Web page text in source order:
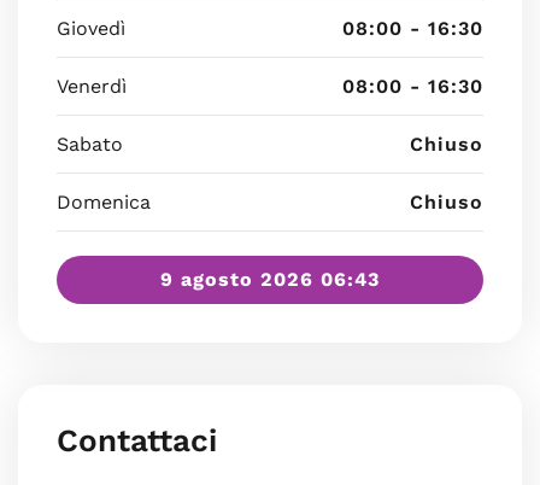
Giovedì 08:00 - 16:30
Venerdì 08:00 - 16:30
Sabato Chiuso
Domenica Chiuso
9 agosto 2026 06:43
Contattaci